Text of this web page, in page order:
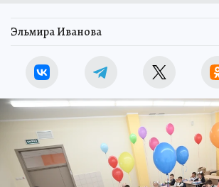
Эльмира Иванова